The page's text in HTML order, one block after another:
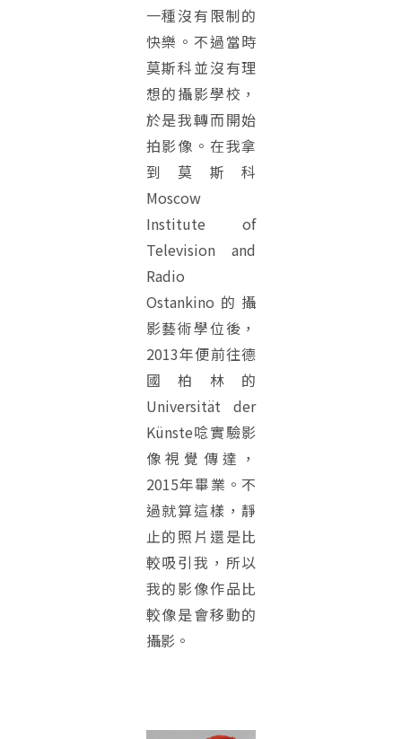
一種沒有限制的
快樂。不過當時
莫斯科並沒有理
想的攝影學校，
於是我轉而開始
拍影像。在我拿
到莫斯科
Moscow
Institute of
Television and
Radio
Ostankino的攝
影藝術學位後，
2013年便前往德
國柏林的
Universität der
Künste唸實驗影
像視覺傳達，
2015年畢業。不
過就算這樣，靜
止的照片還是比
較吸引我，所以
我的影像作品比
較像是會移動的
攝影。